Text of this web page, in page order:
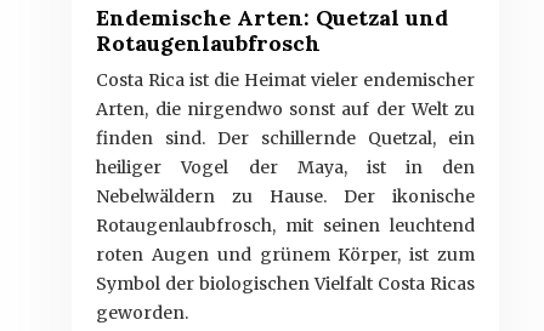
Endemische Arten: Quetzal und
Rotaugenlaubfrosch
Costa Rica ist die Heimat vieler endemischer
Arten, die nirgendwo sonst auf der Welt zu
finden sind. Der schillernde Quetzal, ein
heiliger Vogel der Maya, ist in den
Nebelwäldern zu Hause. Der ikonische
Rotaugenlaubfrosch, mit seinen leuchtend
roten Augen und grünem Körper, ist zum
Symbol der biologischen Vielfalt Costa Ricas
geworden.